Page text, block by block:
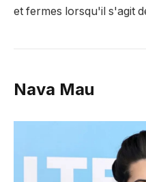
et fermes lorsqu'il s'agit
Nava Mau